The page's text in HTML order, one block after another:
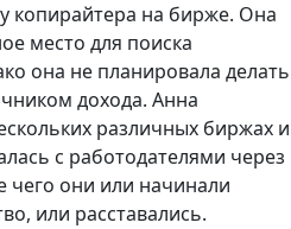
копирайтера на бирже. Она
место для поиска
она не планировала делать
дохода. Анна
различных биржах и
с работодателями через
они или начинали
или расставались.